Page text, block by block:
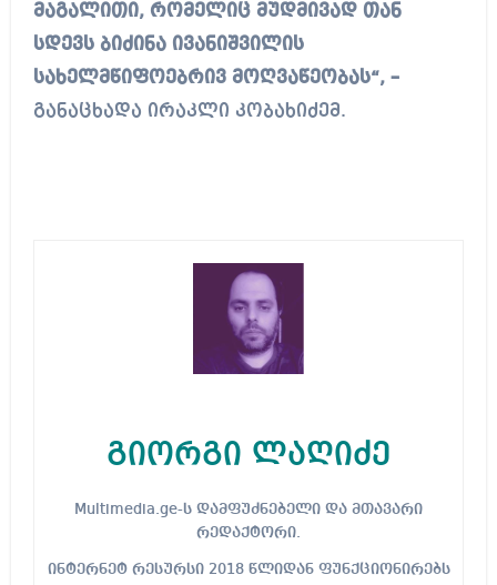
მაგალითი, რომელიც მუდმივად თან
სდევს ბიძინა ივანიშვილის
სახელმწიფოებრივ მოღვაწეობას“, –
განაცხადა ირაკლი კობახიძემ.
გიორგი ლაღიძე
Multimedia.ge-ს დამფუძნებელი და მთავარი
რედაქტორი.
ინტერნეტ რესურსი 2018 წლიდან ფუნქციონირებს